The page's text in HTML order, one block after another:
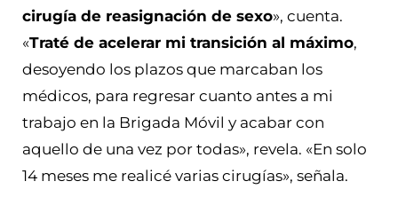
cirugía de reasignación de sexo», cuenta.
«Traté de acelerar mi transición al máximo,
desoyendo los plazos que marcaban los
médicos, para regresar cuanto antes a mi
trabajo en la Brigada Móvil y acabar con
aquello de una vez por todas», revela. «En solo
14 meses me realicé varias cirugías», señala.